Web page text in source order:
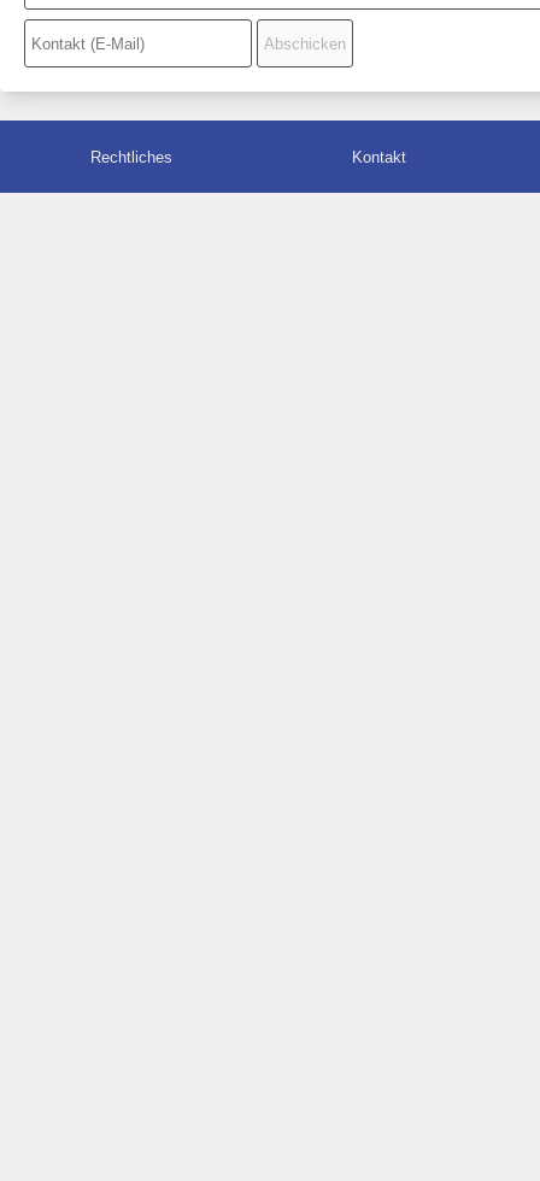
Rechtliches Kontakt